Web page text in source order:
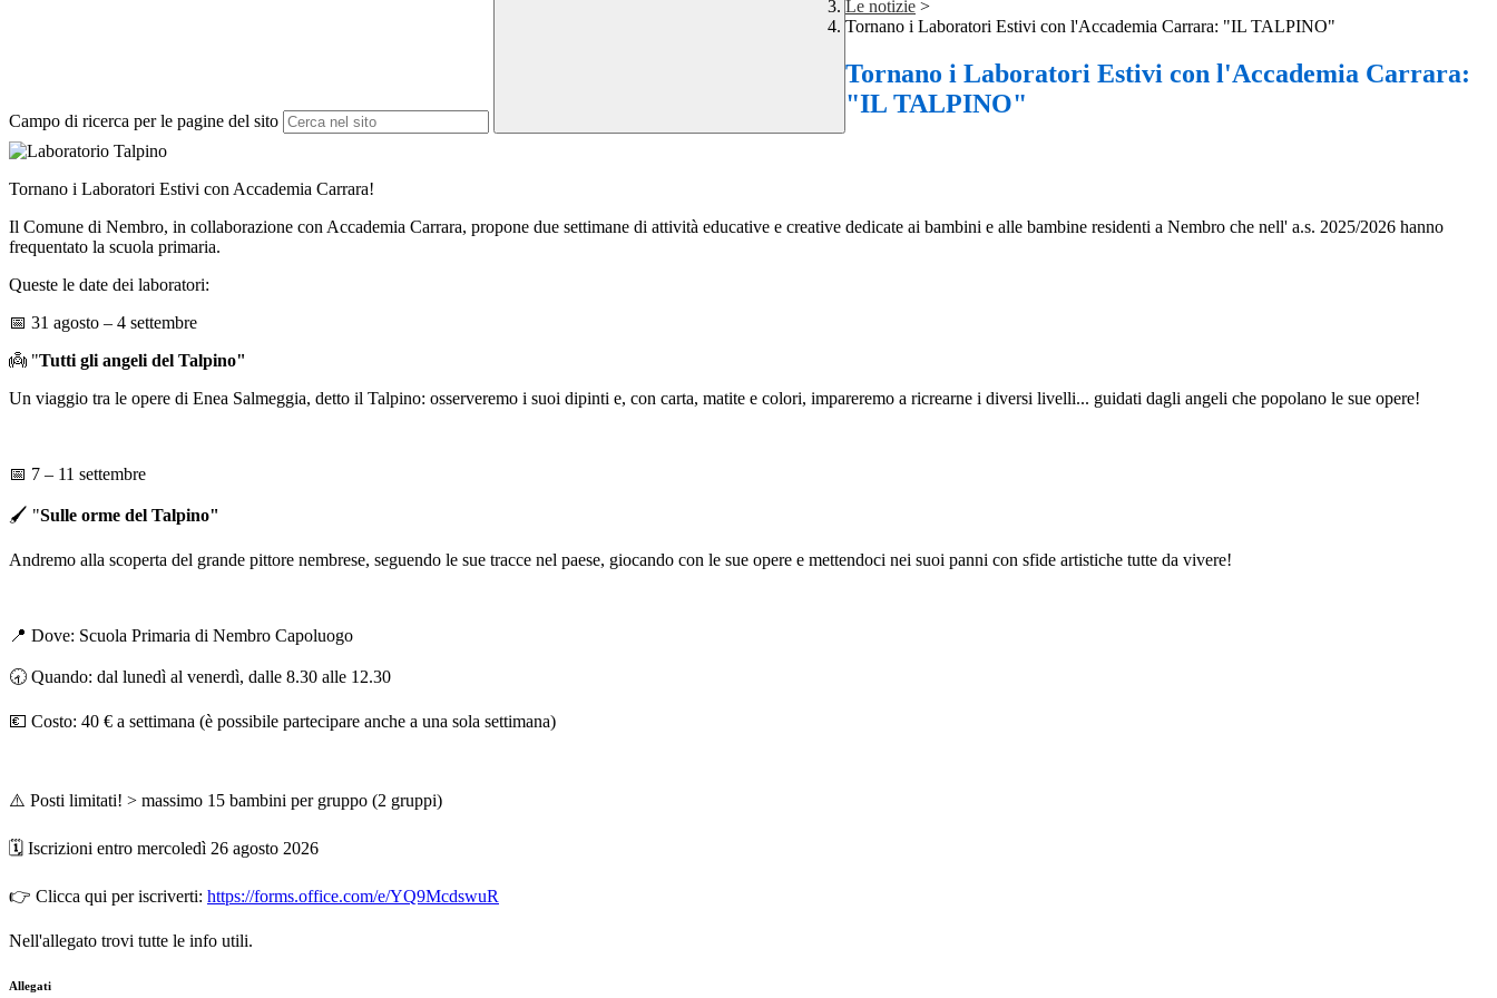
Campo di ricerca per le pagine del sito
Le notizie >
Tornano i Laboratori Estivi con l'Accademia Carrara: "IL TALPINO"
Tornano i Laboratori Estivi con l'Accademia Carrara:
"IL TALPINO"
Tornano i Laboratori Estivi con Accademia Carrara!
Il Comune di Nembro, in collaborazione con Accademia Carrara, propone due settimane di attività educative e creative dedicate ai bambini e alle bambine residenti a Nembro che nell' a.s. 2025/2026 hanno
frequentato la scuola primaria.
Queste le date dei laboratori:
📅 31 agosto – 4 settembre
👼 "Tutti gli angeli del Talpino"
Un viaggio tra le opere di Enea Salmeggia, detto il Talpino: osserveremo i suoi dipinti e, con carta, matite e colori, impareremo a ricrearne i diversi livelli... guidati dagli angeli che popolano le sue opere!
📅 7 – 11 settembre
🖌️ "Sulle orme del Talpino"
Andremo alla scoperta del grande pittore nembrese, seguendo le sue tracce nel paese, giocando con le sue opere e mettendoci nei suoi panni con sfide artistiche tutte da vivere!
📍 Dove: Scuola Primaria di Nembro Capoluogo
🕣 Quando: dal lunedì al venerdì, dalle 8.30 alle 12.30
💶 Costo: 40 € a settimana (è possibile partecipare anche a una sola settimana)
⚠️ Posti limitati! > massimo 15 bambini per gruppo (2 gruppi)
🗓️ Iscrizioni entro mercoledì 26 agosto 2026
👉 Clicca qui per iscriverti: https://forms.office.com/e/YQ9McdswuR
Nell'allegato trovi tutte le info utili.
Allegati